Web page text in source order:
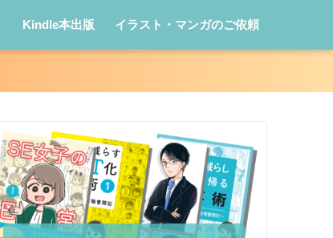
Kindle本出版 イラスト・マンガのご依頼